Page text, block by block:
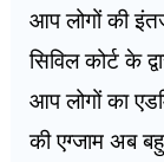
आप लोगों की
सिविल कोर्ट के
आप लोगों का
की एग्जाम अब